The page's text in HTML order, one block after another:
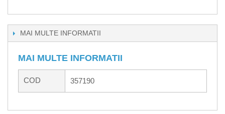
MAI MULTE INFORMATII
MAI MULTE INFORMATII
COD 357190